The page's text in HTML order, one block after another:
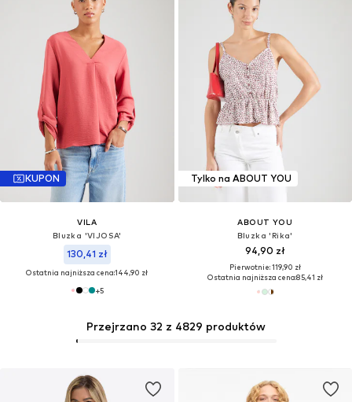
KUPON
VILA
Bluzka 'VIJOSA'
130,41 zł
Ostatnia najniższa cena:144,90 zł
+5
Tylko na ABOUT YOU
ABOUT YOU
Bluzka 'Rika'
94,90 zł
Pierwotnie: 119,90 zł
Ostatnia najniższa cena:85,41 zł
Przejrzano 32 z 4829 produktów